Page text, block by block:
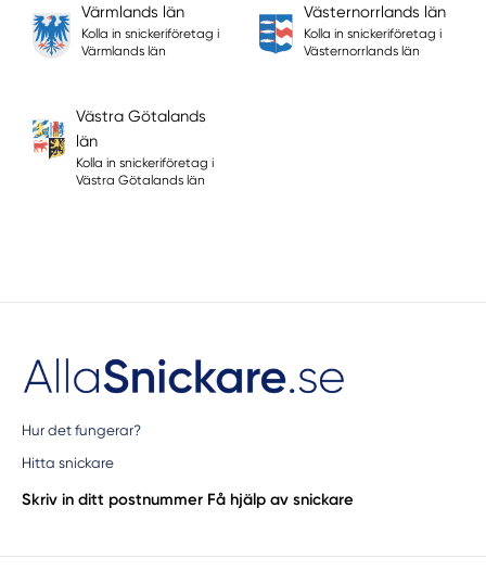
Värmlands län
Kolla in snickeriföretag i
Värmlands län
Västernorrlands län
Kolla in snickeriföretag i
Västernorrlands län
Västra Götalands
län
Kolla in snickeriföretag i
Västra Götalands län
Hur det fungerar?
Hitta snickare
Skriv in ditt postnummer Få hjälp av snickare